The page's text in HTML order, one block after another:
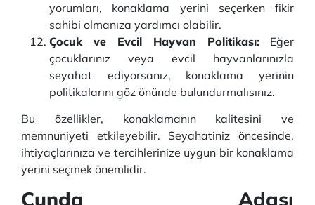
yorumları, konaklama yerini seçerken fikir
sahibi olmanıza yardımcı olabilir.
Çocuk ve Evcil Hayvan Politikası: Eğer
çocuklarınız veya evcil hayvanlarınızla
seyahat ediyorsanız, konaklama yerinin
politikalarını göz önünde bulundurmalısınız.
Bu özellikler, konaklamanın kalitesini ve
memnuniyeti etkileyebilir. Seyahatiniz öncesinde,
ihtiyaçlarınıza ve tercihlerinize uygun bir konaklama
yerini seçmek önemlidir.
Cunda Adası